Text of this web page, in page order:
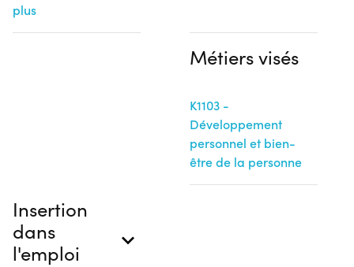
plus
Métiers visés
K1103 -
Développement
personnel et bien-
être de la personne
Insertion
dans
l'emploi